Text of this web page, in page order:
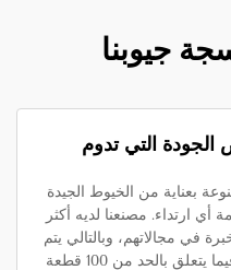
جيوبنا
الجودة التي تدوم
بعناية من الخيوط الجيدة
أي ارتداء. مصنعنا لديه أكثر
في مجالاتهم، وبالتالي يتم
التحكم في جميع الأقمشة للجودة فيما يتعلق بالحد من 100 قطعة